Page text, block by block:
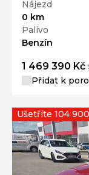
Nájezd
0 km
Palivo
Benzín
1 469 390 Kč
Přidat k
Ušetříte 104